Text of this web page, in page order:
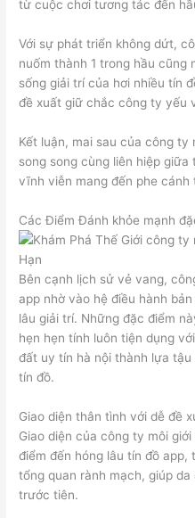
từ cuộc chơi tương tác đến
Với sự phát triển không dứt,
nuốm thành 1 trong hầu cũng
sống giải trí của hơi nhiều tín
đề xuất giữ chắc công ty yếu
Kết luận, mai sau của công
song song cùng liên hiệp
vĩnh viễn mang đến phe cánh
Các Điểm Đánh khỏe mạnh
Bên cạnh lịch sử vẻ vang,
app nhờ vào hệ điều hành
lâu giải trí. Những đặc điểm
hẹn hẹn tính luôn tiện dụng
đất uy tín hà nội thành lựa
tín đồ.
Giao diện thân tình với dễ đề
Giao diện của công ty môi
điểm đến hóng lâu tín đồ
tổng quan rành mạch, giúp
trước tiên.